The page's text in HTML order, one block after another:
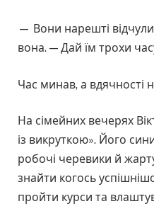
— Вони нарешті відчули
вона. — Дай їм трохи
Час минав, а вдячності
На сімейних вечерях
із викруткою». Його
робочі черевики й
знайти когось
пройти курси та